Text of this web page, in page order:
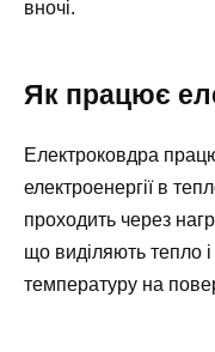
вночі.
Як працює
Електроковдра
електроенергії в
проходить через
що виділяють тепло
температуру на